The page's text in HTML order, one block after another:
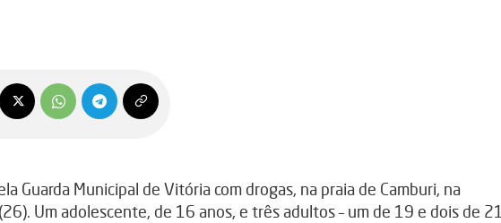
Guarda Municipal de Vitória com drogas, na praia de Camburi, na
Um adolescente, de 16 anos, e três adultos – um de 19 e dois de 21